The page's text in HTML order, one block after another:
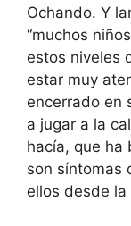
Ochando. Y
“muchos
estos niveles
estar muy
encerrado en
a jugar a la
hacía, que ha
son síntomas
ellos desde la